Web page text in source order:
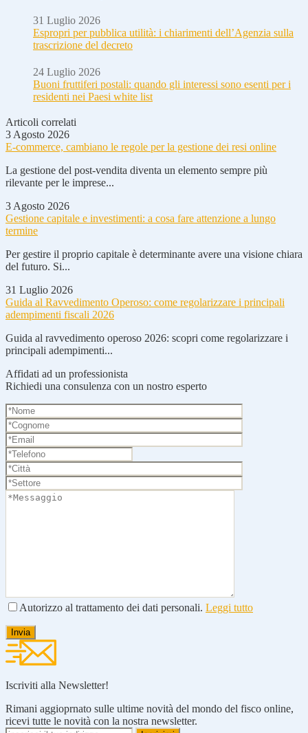
31 Luglio 2026
Espropri per pubblica utilità: i chiarimenti dell’Agenzia sulla
trascrizione del decreto
24 Luglio 2026
Buoni fruttiferi postali: quando gli interessi sono esenti per i
residenti nei Paesi white list
Articoli correlati
3 Agosto 2026
E-commerce, cambiano le regole per la gestione dei resi online
La gestione del post-vendita diventa un elemento sempre più
rilevante per le imprese...
3 Agosto 2026
Gestione capitale e investimenti: a cosa fare attenzione a lungo
termine
Per gestire il proprio capitale è determinante avere una visione chiara
del futuro. Si...
31 Luglio 2026
Guida al Ravvedimento Operoso: come regolarizzare i principali
adempimenti fiscali 2026
Guida al ravvedimento operoso 2026: scopri come regolarizzare i
principali adempimenti...
Affidati ad un professionista
Richiedi una consulenza con un nostro esperto
Autorizzo al trattamento dei dati personali. Leggi tutto
Iscriviti alla Newsletter!
Rimani aggioprnato sulle ultime novità del mondo del fisco online,
ricevi tutte le novità con la nostra newsletter.